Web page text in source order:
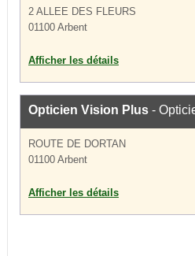
2 ALLEE DES FLEURS
01100 Arbent
Afficher les détails
Opticien Vision Plus -
ROUTE DE DORTAN
01100 Arbent
Afficher les détails